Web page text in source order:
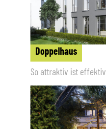
Doppelhaus
So attraktiv ist effektiv